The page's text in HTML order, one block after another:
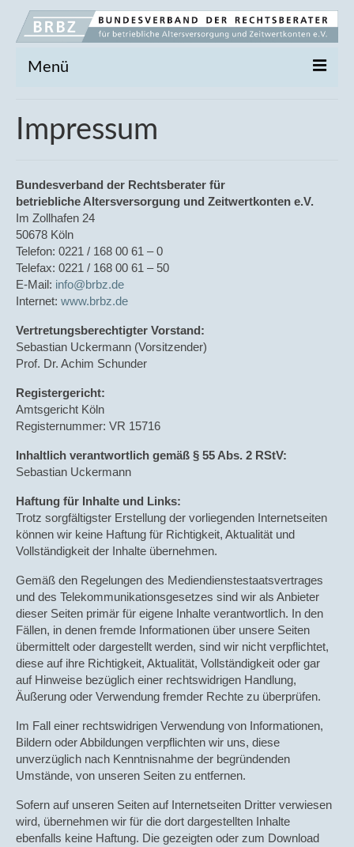
Menü
Vorstand
BRBZ-Akademie
Broschüre
Anmeldung
Fachgrundlagen
Durchführungswege
GGF-Versorgung
Zeitwertkonten
Wissenschaft & Praxis
Bücher
BECK AKADEMIE
Impressum
Download Datenschutz
Impressum
Bundesverband der Rechtsberater für
betriebliche Altersversorgung und Zeitwertkonten e.V.
Im Zollhafen 24
50678 Köln
Telefon: 0221 / 168 00 61 – 0
Telefax: 0221 / 168 00 61 – 50
E-Mail: info@brbz.de
Internet: www.brbz.de
Vertretungsberechtigter Vorstand:
Sebastian Uckermann (Vorsitzender)
Prof. Dr. Achim Schunder
Registergericht:
Amtsgericht Köln
Registernummer: VR 15716
Inhaltlich verantwortlich gemäß § 55 Abs. 2 RStV:
Sebastian Uckermann
Haftung für Inhalte und Links:
Trotz sorgfältigster Erstellung der vorliegenden Internetseiten
können wir keine Haftung für Richtigkeit, Aktualität und
Vollständigkeit der Inhalte übernehmen.
Gemäß den Regelungen des Mediendienstestaatsvertrages
und des Telekommunikationsgesetzes sind wir als Anbieter
dieser Seiten primär für eigene Inhalte verantwortlich. In den
Fällen, in denen fremde Informationen über unsere Seiten
übermittelt oder dargestellt werden, sind wir nicht verpflichtet,
diese auf ihre Richtigkeit, Aktualität, Vollständigkeit oder gar
auf Hinweise bezüglich einer rechtswidrigen Handlung,
Äußerung oder Verwendung fremder Rechte zu überprüfen.
Im Fall einer rechtswidrigen Verwendung von Informationen,
Bildern oder Abbildungen verpflichten wir uns, diese
unverzüglich nach Kenntnisnahme der begründenden
Umstände, von unseren Seiten zu entfernen.
Sofern auf unseren Seiten auf Internetseiten Dritter verwiesen
wird, übernehmen wir für die dort dargestellten Inhalte
ebenfalls keine Haftung. Die gezeigten oder zum Download